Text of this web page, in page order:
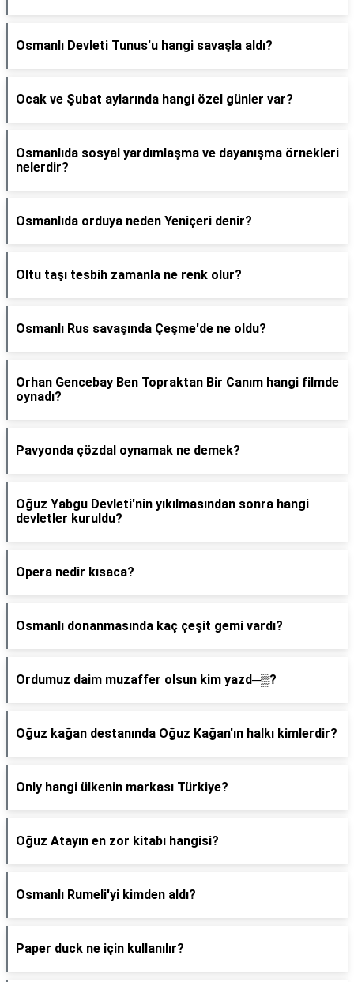
Osmanlı Devleti Tunus'u hangi savaşla aldı?
Ocak ve Şubat aylarında hangi özel günler var?
Osmanlıda sosyal yardımlaşma ve dayanışma örnekleri
nelerdir?
Osmanlıda orduya neden Yeniçeri denir?
Oltu taşı tesbih zamanla ne renk olur?
Osmanlı Rus savaşında Çeşme'de ne oldu?
Orhan Gencebay Ben Topraktan Bir Canım hangi filmde
oynadı?
Pavyonda çözdal oynamak ne demek?
Oğuz Yabgu Devleti'nin yıkılmasından sonra hangi
devletler kuruldu?
Opera nedir kısaca?
Osmanlı donanmasında kaç çeşit gemi vardı?
Ordumuz daim muzaffer olsun kim yazd─▒?
Oğuz kağan destanında Oğuz Kağan'ın halkı kimlerdir?
Only hangi ülkenin markası Türkiye?
Oğuz Atayın en zor kitabı hangisi?
Osmanlı Rumeli'yi kimden aldı?
Paper duck ne için kullanılır?